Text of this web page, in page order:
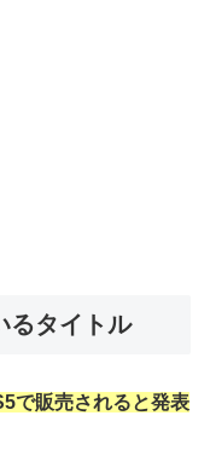
るタイトル
で販売されると発表